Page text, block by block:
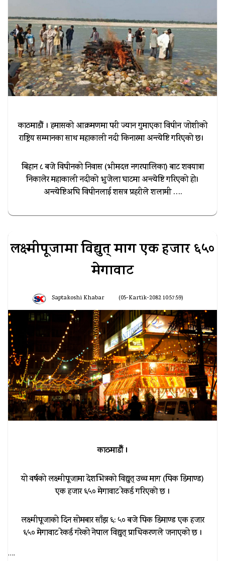
काठमाडौं । हमासको आक्रमणमा परी ज्यान गुमाएका विपीन जोशीको
राष्ट्रिय सम्मानका साथ महाकाली नदी किनारमा अन्त्येष्टि गरिएको छ।
बिहान ८ बजे विपीनको निवास (भीमदत्त नगरपालिका) बाट शवयात्रा
निकालेर महाकाली नदीको भुजेला घाटमा अन्त्येष्टि गरिएको हो।
अन्त्येष्टिअघि विपीनलाई शसत्र प्रहरीले शलामी ….
लक्ष्मीपूजामा विद्युत् माग एक हजार ६५०
मेगावाट
Saptakoshi Khabar (05-Kartik-2082 10:57:59)
काठमाडौँ ।
यो वर्षको लक्ष्मीपूजामा देशभित्रको विद्युत् उच्च माग (पिक डिमाण्ड)
एक हजार ६५० मेगावाट रेकर्ड गरिएकाे छ ।
लक्ष्मीपूजाको दिन सोमबार साँझ ६: ५० बजे पिक डिमाण्ड एक हजार
६५० मेगावाट रेकर्ड गरेको नेपाल विद्युत् प्राधिकरणले जनाएको छ ।
….